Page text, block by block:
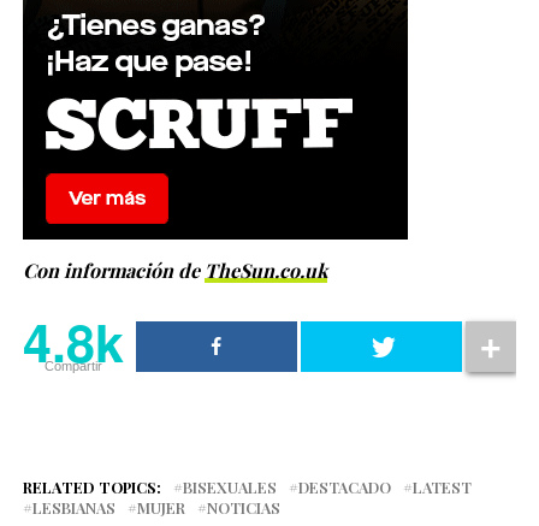
Con información de TheSun.co.uk
4.8k
Compartir
RELATED TOPICS: BISEXUALES DESTACADO
LATEST
LESBIANAS
MUJER NOTICIAS